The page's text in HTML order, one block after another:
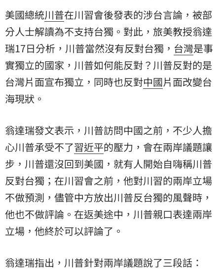
美國總統川普在川習會後發表的涉台言論，被部
分人士解讀為不支持台獨。對此，旅美教授翁達
瑞17日分析，川普當然沒有反對台獨， 台灣是事
實獨立的國家，川普如何能反對？川普反對的是
台灣片面宣布獨立，同時也反對中國片面改變台
海現狀。
翁達瑞發文表示，川普訪問中國之前，不少人擔
心川普承受不了習近平的壓力，會在兩岸議題讓
步，川普還沒回到美國，就有人開始自嗨稱川普
反對台獨；在川習會之前，他對川習的兩岸立場
不做預測，儘管中方放出川普反台獨的風聲時，
他也不做評論。在返美途中，川普親口表達兩岸
立場，他終於可以評論了。
翁達瑞指出，川普針對兩岸議題說了三段話：